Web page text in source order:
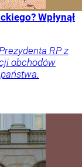
Wpłynął
RP z
obchodów